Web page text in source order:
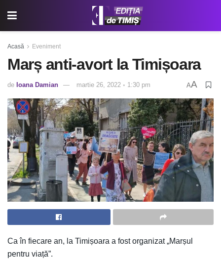
Acasă Eveniment
Marș anti-avort la Timișoara
de Ioana Damian martie 26, 2022 ◦ 1:30 pm AA
Ca în fiecare an, la Timișoara a fost organizat „Marșul
pentru viață”.